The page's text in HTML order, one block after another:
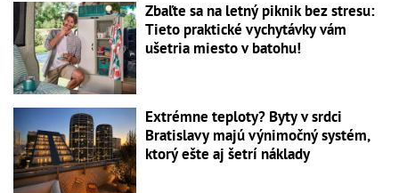
Zbaľte sa na letný piknik bez stresu:
Tieto praktické vychytávky vám
ušetria miesto v batohu!
Extrémne teploty? Byty v srdci
Bratislavy majú výnimočný systém,
ktorý ešte aj šetrí náklady